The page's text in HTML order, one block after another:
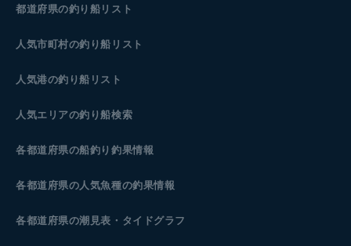
都道府県の釣り船リスト
人気市町村の釣り船リスト
人気港の釣り船リスト
人気エリアの釣り船検索
各都道府県の船釣り釣果情報
各都道府県の人気魚種の釣果情報
各都道府県の潮見表 ・タイドグラフ